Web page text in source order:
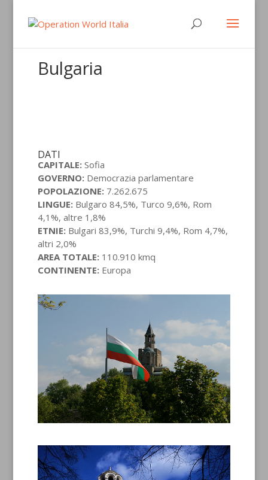
Bulgaria
DATI
CAPITALE:Sofia
GOVERNO:Democrazia parlamentare
POPOLAZIONE:7.262.675
LINGUE:Bulgaro 84,5%, Turco 9,6%, Rom
4,1%, altre 1,8%
ETNIE:Bulgari 83,9%, Turchi 9,4%, Rom 4,7%,
altri 2,0%
AREA TOTALE:110.910 kmq
CONTINENTE:Europa